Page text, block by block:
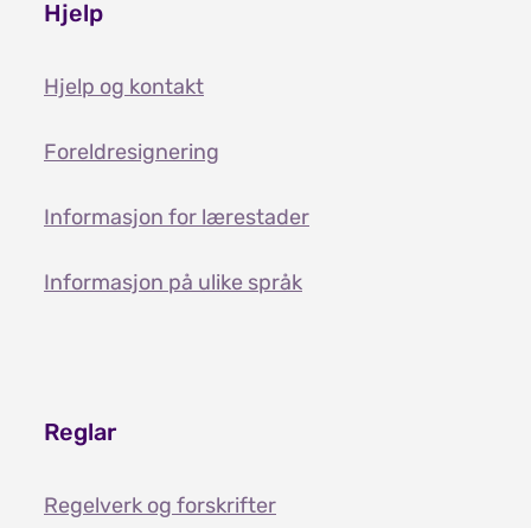
Hjelp
Hjelp og kontakt
Foreldresignering
Informasjon for lærestader
Informasjon på ulike språk
Reglar
Regelverk og forskrifter